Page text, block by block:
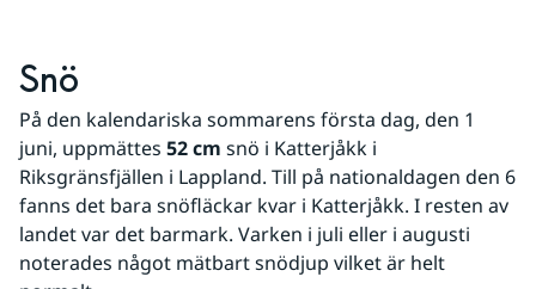
Snö
På den kalendariska sommarens första dag, den 1
juni, uppmättes 52 cm snö i Katterjåkk i
Riksgränsfjällen i Lappland. Till på nationaldagen den 6
fanns det bara snöfläckar kvar i Katterjåkk. I resten av
landet var det barmark. Varken i juli eller i augusti
noterades något mätbart snödjup vilket är helt